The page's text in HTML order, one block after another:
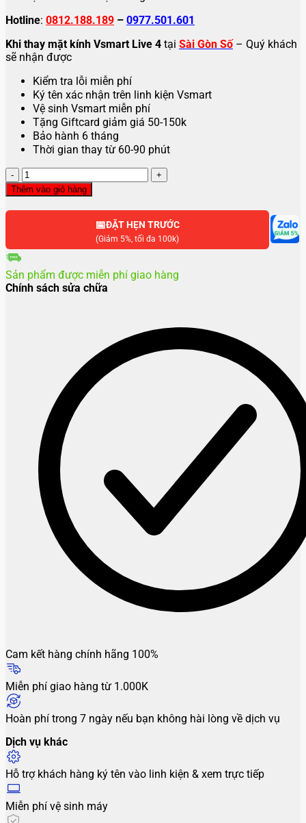
Hotline: 0812.188.189 – 0977.501.601
Khi thay mặt kính Vsmart Live 4 tại Sài Gòn Số– Quý khách
sẽ nhận được
Kiểm tra lỗi miễn phí
Ký tên xác nhận trên linh kiện Vsmart
Vệ sinh Vsmart miễn phí
Tặng Giftcard giảm giá 50-150k
Bảo hành 6 tháng
Thời gian thay từ 60-90 phút
Thay
mặt
kính
Vsmart
Live
số
lượng
Thêm vào giỏ hàng
📅ĐẶT HẸN TRƯỚC
(Giảm 5%, tối đa 100k)
Sản phẩm được miễn phí giao hàng
Chính sách sửa chữa
Cam kết hàng chính hãng 100%
Miễn phí giao hàng từ 1.000K
Hoàn phí trong 7 ngày nếu bạn không hài lòng về dịch vụ
Dịch vụ khác
Hỗ trợ khách hàng ký tên vào linh kiện & xem trực tiếp
Miễn phí vệ sinh máy